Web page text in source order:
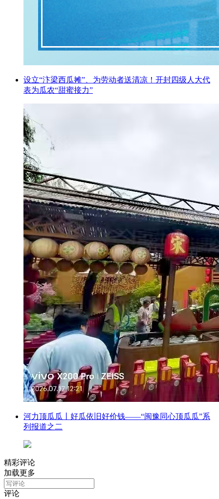
设立“汴梁西瓜摊”、为劳动者送清凉！开封四级人大代
表为瓜农“甜蜜接力”
河力顶瓜瓜丨好瓜依旧好价钱——“闽豫同心顶瓜瓜”系
列报道之二
精彩评论
加载更多
评论